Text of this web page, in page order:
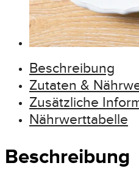
Beschreibung
Zutaten &
Zusätzliche
Nährwerttabelle
Beschreibung